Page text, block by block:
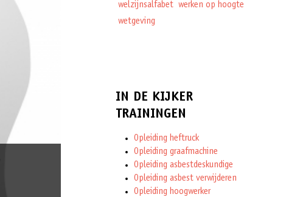
welzijnsalfabet werken op hoogte
wetgeving
IN DE KIJKER
TRAININGEN
Opleiding heftruck
Opleiding graafmachine
Opleiding asbestdeskundige
Opleiding asbest verwijderen
Opleiding hoogwerker